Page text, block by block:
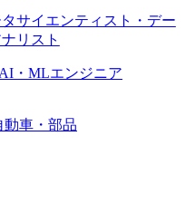
サイエンティスト・デー
リスト
AI・MLエンジニア
動車・部品